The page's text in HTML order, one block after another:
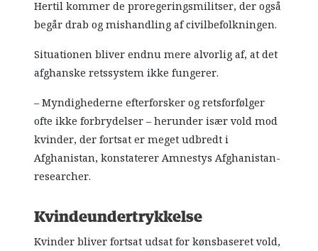
Hertil kommer de proregeringsmilitser, der også
begår drab og mishandling af civilbefolkningen.
Situationen bliver endnu mere alvorlig af, at det
afghanske retssystem ikke fungerer.
– Myndighederne efterforsker og retsforfølger
ofte ikke forbrydelser – herunder især vold mod
kvinder, der fortsat er meget udbredt i
Afghanistan, konstaterer Amnestys Afghanistan-
researcher.
Kvindeundertrykkelse
Kvinder bliver fortsat udsat for kønsbaseret vold,